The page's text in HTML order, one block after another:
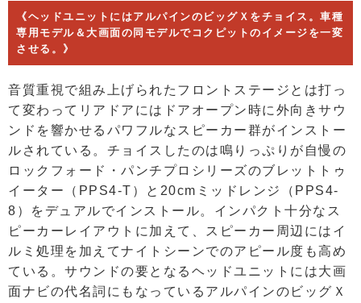
《ヘッドユニットにはアルパインのビッグＸをチョイス。車種
専用モデル＆大画面の同モデルでコクピットのイメージを一変
させる。》
音質重視で組み上げられたフロントステージとは打っ
て変わってリアドアにはドアオープン時に外向きサウ
ンドを響かせるパワフルなスピーカー群がインストー
ルされている。チョイスしたのは鳴りっぷりが自慢の
ロックフォード・パンチプロシリーズのブレットトゥ
イーター（PPS4-T）と20cmミッドレンジ（PPS4-
8）をデュアルでインストール。インパクト十分なス
ピーカーレイアウトに加えて、スピーカー周辺にはイ
ルミ処理を加えてナイトシーンでのアピール度も高め
ている。サウンドの要となるヘッドユニットには大画
面ナビの代名詞にもなっているアルパインのビッグＸ